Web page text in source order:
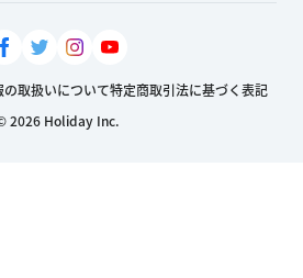
の取扱いについて特定商取引法に基づく表記
2026 Holiday Inc.